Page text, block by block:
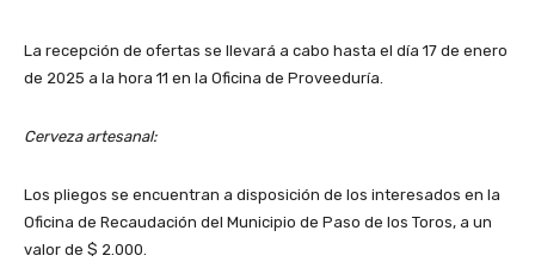
La recepción de ofertas se llevará a cabo hasta el día 17 de enero
de 2025 a la hora 11 en la Oficina de Proveeduría.
Cerveza artesanal:
Los pliegos se encuentran a disposición de los interesados en la
Oficina de Recaudación del Municipio de Paso de los Toros, a un
valor de $ 2.000.